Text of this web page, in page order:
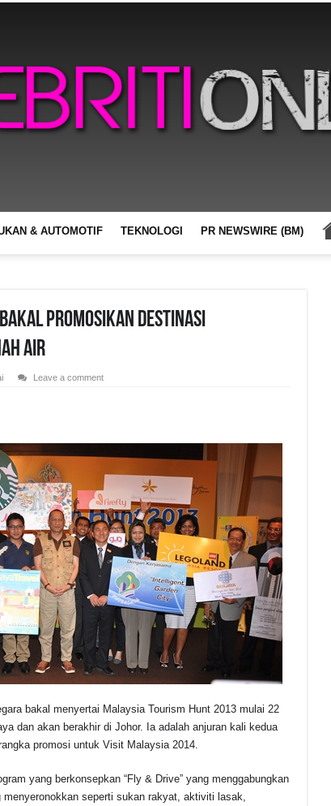
& AUTOMOTIF TEKNOLOGI PR NEWSWIRE (BM)
Promosikan Destinasi
Air
Leave a comment
bakal menyertai Malaysia Tourism Hunt 2013 mulai 22
dan akan berakhir di Johor. Ia adalah anjuran kali kedua
promosi untuk Visit Malaysia 2014.
yang berkonsepkan “Fly & Drive” yang menggabungkan
seperti sukan rakyat, aktiviti lasak,